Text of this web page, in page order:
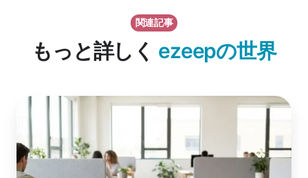
関連記事
もっと詳しく ezeepの世界
ド
印